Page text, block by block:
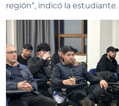
región”, indicó la estudiante.